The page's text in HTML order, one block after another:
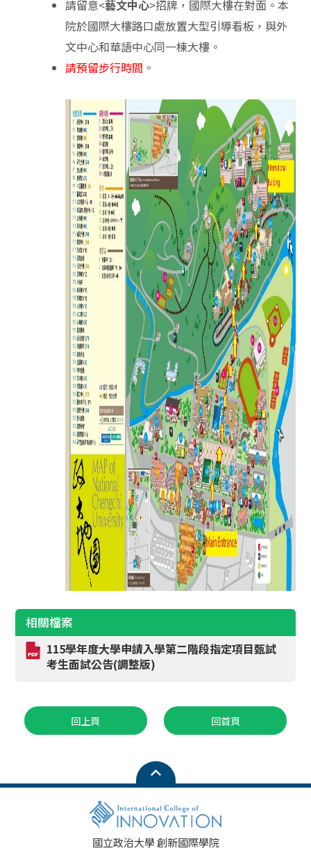
請留意<藝文中心>招牌，國際大樓在對面。本
院於國際大樓路口處放置大型引導看板，與外
文中心和華語中心同一棟大樓。
請預留步行時間 。
相關檔案
115學年度大學申請入學第二階段指定項目甄試
考生面試公告(調整版)
回上頁 回首頁
國立政治大學 創新國際學院